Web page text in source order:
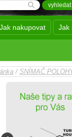
Jak nakupovat Jak
/ SNÍMAČ